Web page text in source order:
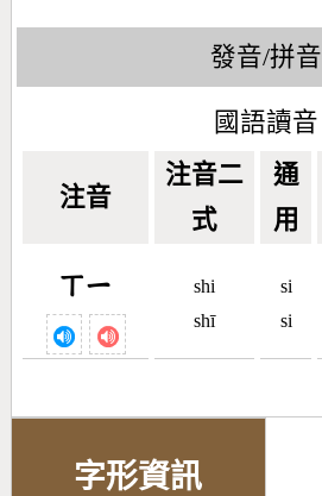
發音/拼音
國語讀音
注音
注音二
式
通
用
ㄒㄧ
shi
shī
si
si
字形資訊